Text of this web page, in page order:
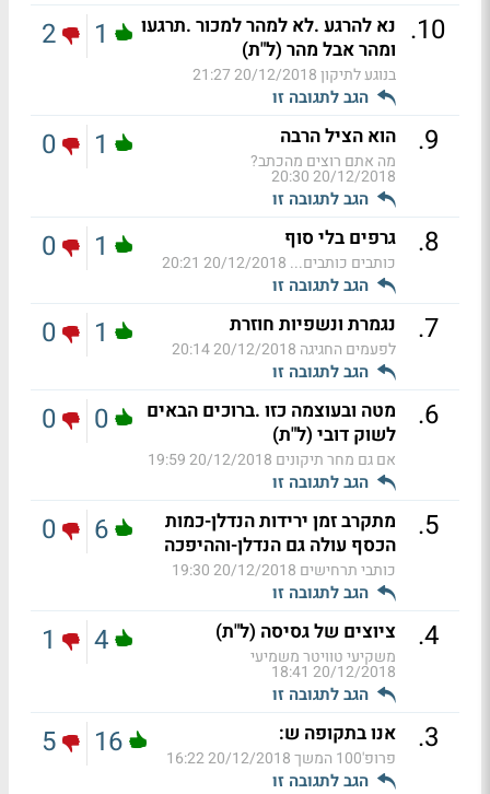
10
. נא להרגע .לא למהר למכור .תרגעו
ומהר אבל מהר (ל"ת)
בנוגע לתיקון20/12/2018 21:27
הגב לתגובה זו
1
2
9
. הוא הציל הרבה
מה אתם רוצים מהכתב?
20/12/2018 20:30
הגב לתגובה זו
1
0
8
. גרפים בלי סוף
כותבים כותבים... 20/12/2018 20:21
הגב לתגובה זו
1
0
7
. נגמרת ונשפיות חוזרת
לפעמים החגיגה 20/12/2018 20:14
הגב לתגובה זו
1
0
6
.
מטה ובעוצמה כזו .ברוכים הבאים
לשוק דובי (ל"ת)
אם גם מחר תיקונים 20/12/2018 19:59
הגב לתגובה זו
0
0
5
.
מתקרב זמן ירידות הנדלן-כמות
הכסף עולה גם הנדלן-וההיפכה
כותבי תרחישים 20/12/2018 19:30
הגב לתגובה זו
6
0
4
. ציוצים של גסיסה (ל"ת)
משקיעי טוויטר משמיעי
20/12/2018 18:41
הגב לתגובה זו
4
1
3
. אנו בתקופה ש:
פרופ'100 המשך 20/12/2018 16:22
הגב לתגובה זו
16
5